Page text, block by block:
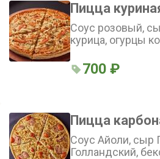
Пицца
Соус розовый,
курица, огурцы
700 ₽
Пицца
Соус Айоли, сыр
Голландский,